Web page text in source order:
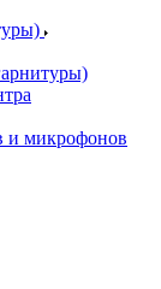
и микрофонов